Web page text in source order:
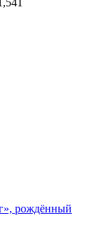
рождённый